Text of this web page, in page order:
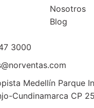
Nosotros
Blog
3000
Medellín Parque
Cundinamarca CP